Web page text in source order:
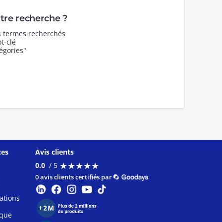
recherche ?
recherchés
clé
Avis clients
0.0 / 5 ★★★★★
★★★★★
0 avis clients certifiés par